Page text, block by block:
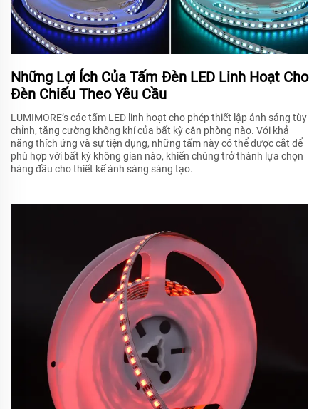
Những Lợi Ích Của Tấm Đèn LED Linh Hoạt Cho
Đèn Chiếu Theo Yêu Cầu
LUMIMORE’s các tấm LED linh hoạt cho phép thiết lập ánh sáng tùy
chỉnh, tăng cường không khí của bất kỳ căn phòng nào. Với khả
năng thích ứng và sự tiện dụng, những tấm này có thể được cắt để
phù hợp với bất kỳ không gian nào, khiến chúng trở thành lựa chọn
hàng đầu cho thiết kế ánh sáng sáng tạo.